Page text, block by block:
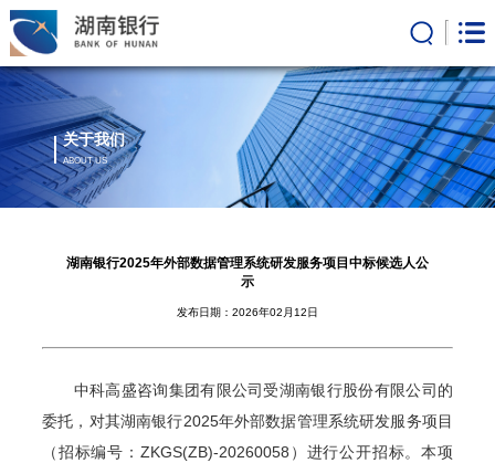
关于我们
ABOUT US
湖南银行2025年外部数据管理系统研发服务项目中标候选人公
示
发布日期：2026年02月12日
中科高盛咨询集团有限公司受湖南银行股份有限公司的
委托 ， 对其湖南银行2025年外部数据管理系统研发服务项目
（招标编号： ZKGS(ZB)-20260058 ）进行公开招标。本项